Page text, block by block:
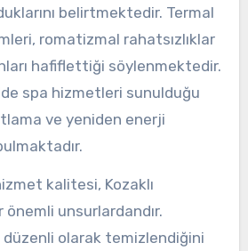
belirtmektedir. Termal
romatizmal rahatsızlıklar
hafiflettiği söylenmektedir.
spa hizmetleri sunulduğu
ve yeniden enerji
kalitesi, Kozaklı
unsurlardandır.
düzenli olarak temizlendiğini